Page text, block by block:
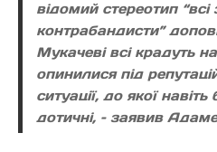
відомий стереотип “всі
контрабандисти”
Мукачеві всі крадуть
опинилися під
ситуації, до якої
дотичні, – заявив